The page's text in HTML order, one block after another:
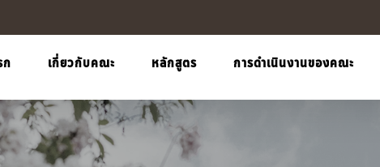
ก เกี่ยวกับคณะ หลักสูตร การดำเนินงานของคณะ